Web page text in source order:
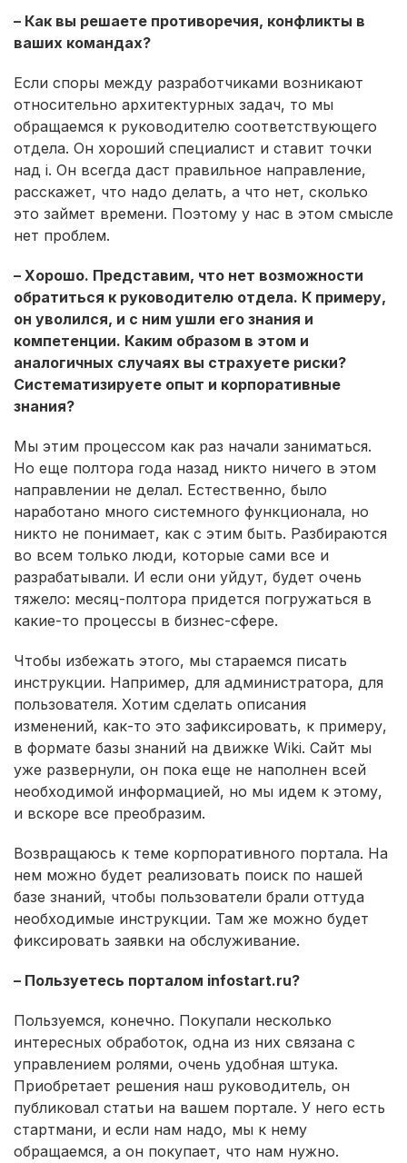
– Как вы решаете противоречия, конфликты в
ваших командах?
Если споры между разработчиками возникают
относительно архитектурных задач, то мы
обращаемся к руководителю соответствующего
отдела. Он хороший специалист и ставит точки
над i. Он всегда даст правильное направление,
расскажет, что надо делать, а что нет, сколько
это займет времени. Поэтому у нас в этом смысле
нет проблем.
– Хорошо. Представим, что нет возможности
обратиться к руководителю отдела. К примеру,
он уволился, и с ним ушли его знания и
компетенции. Каким образом в этом и
аналогичных случаях вы страхуете риски?
Систематизируете опыт и корпоративные
знания?
Мы этим процессом как раз начали заниматься.
Но еще полтора года назад никто ничего в этом
направлении не делал. Естественно, было
наработано много системного функционала, но
никто не понимает, как с этим быть. Разбираются
во всем только люди, которые сами все и
разрабатывали. И если они уйдут, будет очень
тяжело: месяц-полтора придется погружаться в
какие-то процессы в бизнес-сфере.
Чтобы избежать этого, мы стараемся писать
инструкции. Например, для администратора, для
пользователя. Хотим сделать описания
изменений, как-то это зафиксировать, к примеру,
в формате базы знаний на движке Wiki. Сайт мы
уже развернули, он пока еще не наполнен всей
необходимой информацией, но мы идем к этому,
и вскоре все преобразим.
Возвращаюсь к теме корпоративного портала. На
нем можно будет реализовать поиск по нашей
базе знаний, чтобы пользователи брали оттуда
необходимые инструкции. Там же можно будет
фиксировать заявки на обслуживание.
– Пользуетесь порталом infostart.ru?
Пользуемся, конечно. Покупали несколько
интересных обработок, одна из них связана с
управлением ролями, очень удобная штука.
Приобретает решения наш руководитель, он
публиковал статьи на вашем портале. У него есть
стартмани, и если нам надо, мы к нему
обращаемся, а он покупает, что нам нужно.